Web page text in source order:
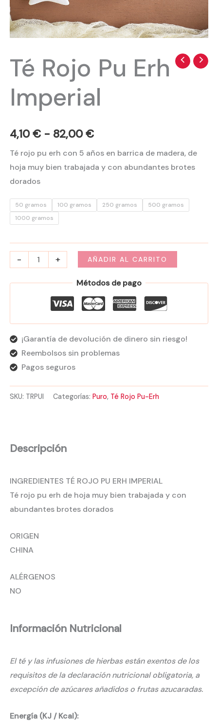
Té Rojo Pu Erh
Imperial
4,10€ - 82,00€
Rango
precios:
hasta
Té rojo pu erh con 5 años en barrica de madera, de
hoja muy bien trabajada y con abundantes brotes
dorados
50 gramos 100 gramos 250 gramos
500 gramos
1000 gramos
-
Té
Rojo
Pu
cantidad
+ AÑADIR AL CARRITO
Métodos de pago
¡Garantía de devolución de dinero sin riesgo!
Reembolsos sin problemas
Pagos seguros
SKU: TRPUI Categorías: Puro, Té Rojo Pu-Erh
Descripción
INGREDIENTES TÉ ROJO PU ERH IMPERIAL
Té rojo pu erh de hoja muy bien trabajada y con
abundantes brotes dorados
ORIGEN
CHINA
ALÉRGENOS
NO
Información Nutricional
El té y las infusiones de hierbas están exentos de los
requisitos de la declaración nutricional obligatoria, a
excepción de azúcares añadidos o frutas azucaradas.
Energía (KJ / Kcal):